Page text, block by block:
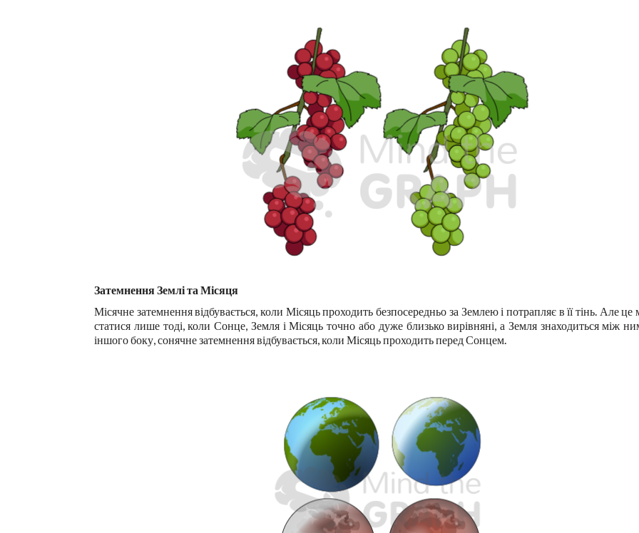
Затемнення Землі та Місяця
Місячне затемнення відбувається, коли Місяць проходить безпосередньо за Землею і потрапляє в її тінь. Але
статися лише тоді, коли Сонце, Земля і Місяць точно або дуже близько вирівняні, а Земля знаходиться між
іншого боку, сонячне затемнення відбувається, коли Місяць проходить перед Сонцем.